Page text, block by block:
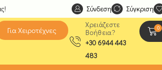
Ανακαλύψτε
Σύνδεση Σύγκριση
Για Χειροτέχνες
Χρειάζεστε
Βοήθεια?
+30 6944 443
483
0